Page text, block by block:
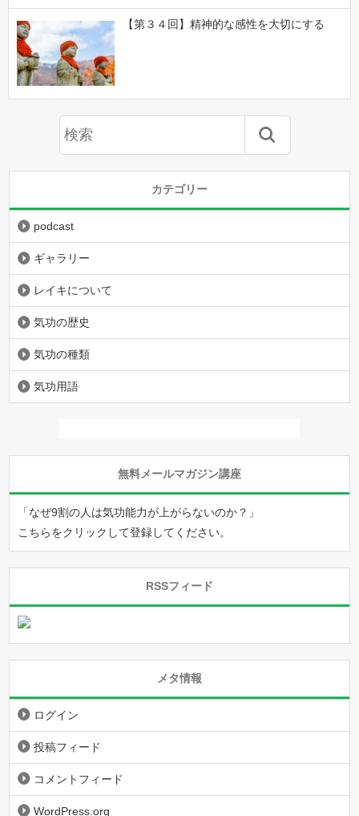
【第３４回】精神的な感性を大切にする
カテゴリー
podcast
ギャラリー
レイキについて
気功の歴史
気功の種類
気功用語
無料メールマガジン講座
「なぜ9割の人は気功能力が上がらないのか？」
こちらをクリックして登録してください。
RSSフィード
メタ情報
ログイン
投稿フィード
コメントフィード
WordPress.org